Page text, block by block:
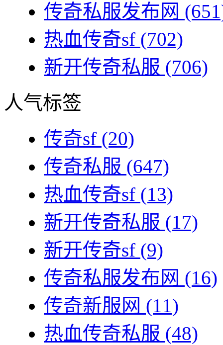
传奇私服发布网
热血传奇sf (702)
新开传奇私服 (706)
人气标签
传奇sf (20)
传奇私服 (647)
热血传奇sf (13)
新开传奇私服 (17)
新开传奇sf (9)
传奇私服发布网 (16)
传奇新服网 (11)
热血传奇私服 (48)